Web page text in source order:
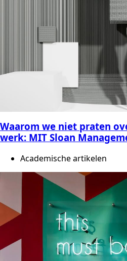
Waarom we niet praten
werk: MIT Sloan
Academische artikelen